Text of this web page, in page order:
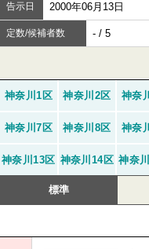
告示日 2000年06月13日
定数/候補者数 - / 5
神奈川1区 神奈川2区 神奈
神奈川7区 神奈川8区 神奈
神奈川13区 神奈川14区 神奈
標準